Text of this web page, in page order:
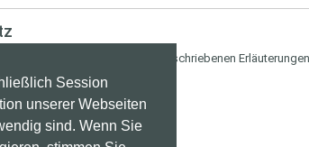
Session
unserer Webseiten
sind. Wenn Sie
Hinweisblatt zu Art. 13 DSGVO beschriebenen